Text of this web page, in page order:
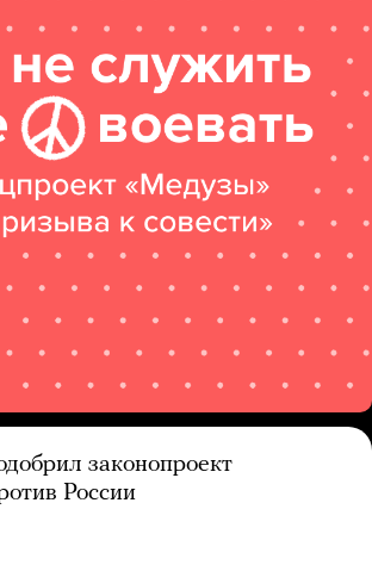
законопроект
России